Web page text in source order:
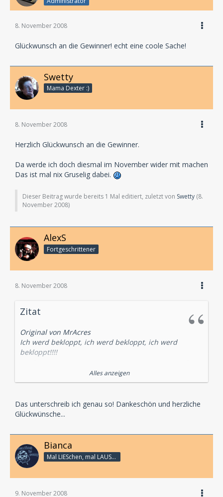
8. November 2008
Glückwunsch an die Gewinner! echt eine coole Sache!
Swetty
Mama Dexter :)
8. November 2008
Herzlich Glückwunsch an die Gewinner.
Da werde ich doch diesmal im November wider mit machen
Das ist mal nix Gruselig dabei.
Dieser Beitrag wurde bereits 1 Mal editiert, zuletzt von Swetty (8.
November 2008)
AlexS
Fortgeschrittener
8. November 2008
Zitat
Original von MrAcres
Ich werd bekloppt, ich werd bekloppt, ich werd
bekloppt!!!!
Ich habe gewonnen!!!!! *salto*
Geeeewooooonneeeeen!!!!
Besten Dank für eure Glückwünsche!
beiden Gewinner!!!!
Alles anzeigen
Das unterschreib ich genau so! Dankeschön und herzliche
Glückwünsche...
Bianca
Mal LIESchen, mal LAUSCHi - aber immer Linux
9. November 2008